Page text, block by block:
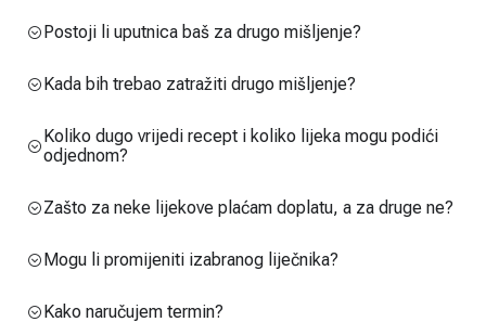
Postoji li uputnica baš za drugo mišljenje?
Kada bih trebao zatražiti drugo mišljenje?
Koliko dugo vrijedi recept i koliko lijeka mogu podići
odjednom?
Zašto za neke lijekove plaćam doplatu, a za druge ne?
Mogu li promijeniti izabranog liječnika?
Kako naručujem termin?